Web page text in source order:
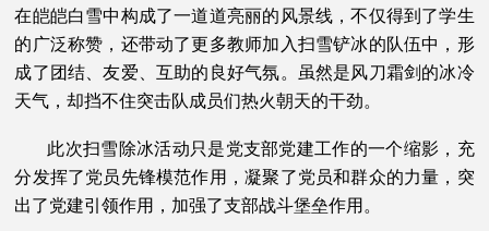
在皑皑白雪中构成了一道道亮丽的风景线，不仅得到了学生
的广泛称赞，还带动了更多教师加入扫雪铲冰的队伍中，形
成了团结、友爱、互助的良好气氛。虽然是风刀霜剑的冰冷
天气，却挡不住突击队成员们热火朝天的干劲。
此次扫雪除冰活动只是党支部党建工作的一个缩影，充
分发挥了党员先锋模范作用，凝聚了党员和群众的力量，突
出了党建引领作用，加强了支部战斗堡垒作用。